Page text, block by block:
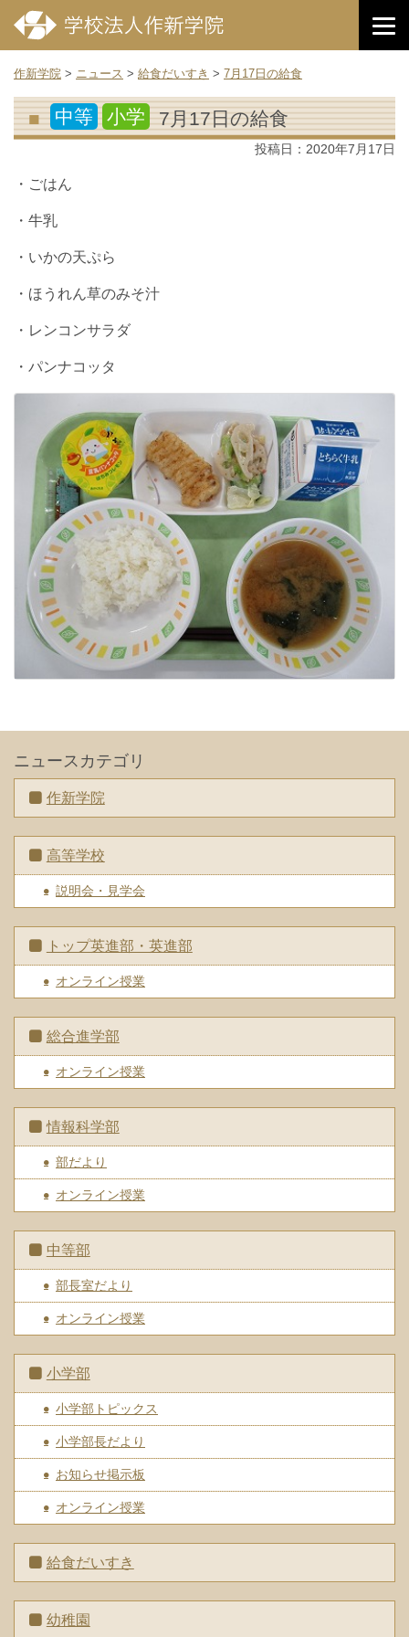
作新学院 > ニュース > 給食だいすき > 7月17日の給食
中等 小学 7月17日の給食
投稿日： 2020年7月17日
・ごはん
・牛乳
・いかの天ぷら
・ほうれん草のみそ汁
・レンコンサラダ
・パンナコッタ
ニュースカテゴリ
作新学院
高等学校
説明会・見学会
トップ英進部・英進部
オンライン授業
総合進学部
オンライン授業
情報科学部
部だより
オンライン授業
中等部
部長室だより
オンライン授業
小学部
小学部トピックス
小学部長だより
お知らせ掲示板
オンライン授業
給食だいすき
幼稚園